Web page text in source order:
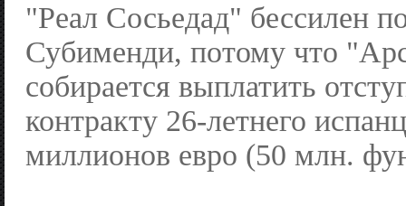
"Реал Сосьедад" бессилен
Субименди, потому что
собирается выплатить
контракту 26-летнего
миллионов евро (50 млн.